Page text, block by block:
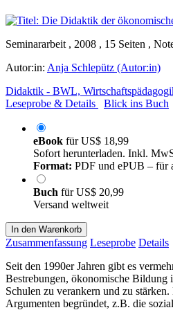
Seminararbeit , 2008 , 15 Seiten ,
Autor:in: Anja Schlepütz (Autor:in)
Didaktik - BWL,
Leseprobe & Details
Blick ins Buch
eBook fürUS$ 18,99
Sofort herunterladen. Inkl.
Format: PDF und ePUB – für
Buch fürUS$ 20,99
Versand weltweit
In den Warenkorb
Zusammenfassung Leseprobe Details
Seit den 1990er Jahren gibt es
Bestrebungen, ökonomische Bildung
Schulen zu verankern und zu
Argumenten begründet, z.B. die